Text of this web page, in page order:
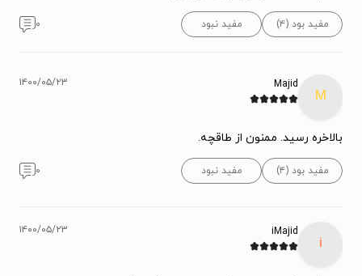
مفید بود (۴) مفید نبود ۰
M
Majid ۱۴۰۰/۰۵/۲۳
بالاخره رسید. ممنون از طاقچه.
مفید بود (۴) مفید نبود ۰
i
iMajid ۱۴۰۰/۰۵/۲۳